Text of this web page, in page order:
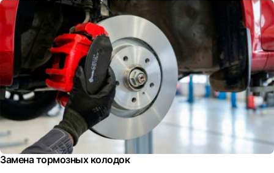
Замена тормозных колодок